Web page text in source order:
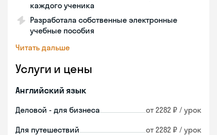
каждого ученика
Разработала собственные электронные
учебные пособия
Читать дальше
Услуги и цены
Английский язык
Деловой - для бизнеса от 2282 ₽ / урок
Для путешествий от 2282 ₽ / урок